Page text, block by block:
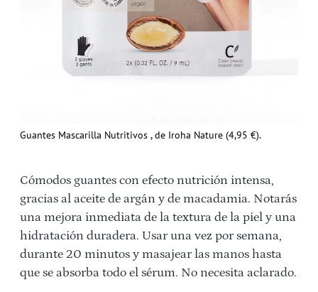
Guantes Mascarilla Nutritivos , de Iroha Nature (4,95 €).
Cómodos guantes con efecto nutrición intensa,
gracias al aceite de argán y de macadamia. Notarás
una mejora inmediata de la textura de la piel y una
hidratación duradera. Usar una vez por semana,
durante 20 minutos y masajear las manos hasta
que se absorba todo el sérum. No necesita aclarado.